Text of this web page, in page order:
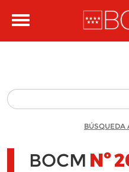
Toggle
BÚSQUEDA
BOCM Nº